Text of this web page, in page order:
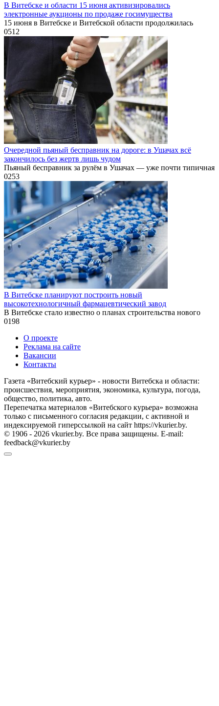
В Витебске и области 15 июня активизировались
электронные аукционы по продаже госимущества
15 июня в Витебске и Витебской области продолжилась
0512
Очередной пьяный бесправник на дороге: в Ушачах всё
закончилось без жертв лишь чудом
Пьяный бесправник за рулём в Ушачах — уже почти типичная
0253
В Витебске планируют построить новый
высокотехнологичный фармацевтический завод
В Витебске стало известно о планах строительства нового
0198
О проекте
Реклама на сайте
Вакансии
Контакты
Газета «Витебский курьер» - новости Витебска и области:
происшествия, мероприятия, экономика, культура, погода,
общество, политика, авто.
Перепечатка материалов «Витебского курьера» возможна
только с письменного согласия редакции, с активной и
индексируемой гиперссылкой на сайт https://vkurier.by.
© 1906 - 2026 vkurier.by. Все права защищены. E-mail:
feedback@vkurier.by